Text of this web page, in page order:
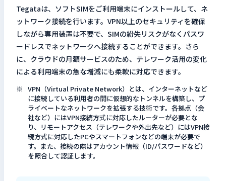
検索キーワードを入力
閉じる
Tegataは、ソフトSIMをご利用端末にインストールして、ネ
ットワーク接続を行います。VPN以上のセキュリティを確保
しながら専用装置は不要で、SIMの紛失リスクがなくパスワ
ードレスでネットワークへ接続することができます。さら
に、クラウドの月額サービスのため、テレワーク活用の変化
による利用端末の急な増減にも柔軟に対応できます。
VPN（Virtual Private Network）とは、インターネットなど
に接続している利用者の間に仮想的なトンネルを構築し、プ
ライベートなネットワークを拡張する技術です。各拠点（会
社など）にはVPN接続方式に対応したルーターが必要とな
り、リモートアクセス（テレワークや外出先など）にはVPN接
続方式に対応したPCやスマートフォンなどの端末が必要で
す。また、接続の際はアカウント情報（ID/パスワードなど）
を照合して認証します。